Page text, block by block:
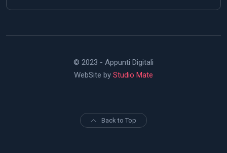
© 2023 - Appunti Digitali
WebSite by Studio Mate
Back to Top